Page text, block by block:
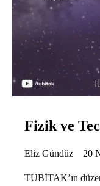
Fizik ve
Eliz Gündüz 20
TUBİTAK’ın